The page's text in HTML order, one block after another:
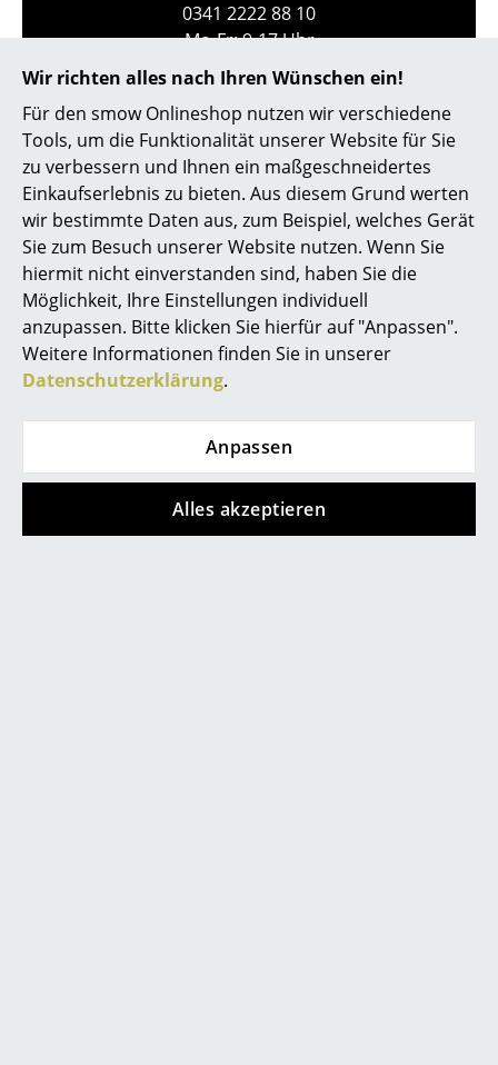
Wir richten alles nach Ihren Wünschen ein!
Für den smow Onlineshop nutzen wir verschiedene
Tools, um die Funktionalität unserer Website für Sie
zu verbessern und Ihnen ein maßgeschneidertes
Einkaufserlebnis zu bieten. Aus diesem Grund werten
wir bestimmte Daten aus, zum Beispiel, welches Gerät
Sie zum Besuch unserer Website nutzen. Wenn Sie
hiermit nicht einverstanden sind, haben Sie die
Möglichkeit, Ihre Einstellungen individuell
anzupassen. Bitte klicken Sie hierfür auf "Anpassen".
Weitere Informationen finden Sie in unserer
Datenschutzerklärung.
Anpassen
Alles akzeptieren
Outdoor-Leuchten
Akkuleuchten
... alle Leuchten
Betten
Doppelbetten
Einzelbetten
Stapelbetten
Kinderbetten
0341 2222 88 10
Mo-Fr: 9-17 Uhr
service@smow.de
Store vor Ort kontaktieren